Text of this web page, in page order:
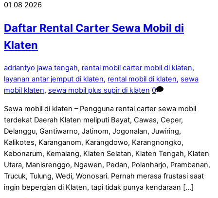
01 08 2026
Daftar Rental Carter Sewa Mobil di
Klaten
adriantyo jawa tengah, rental mobil carter mobil di klaten,
layanan antar jemput di klaten, rental mobil di klaten, sewa
mobil klaten, sewa mobil plus supir di klaten 0
Sewa mobil di klaten – Pengguna rental carter sewa mobil
terdekat Daerah Klaten meliputi Bayat, Cawas, Ceper,
Delanggu, Gantiwarno, Jatinom, Jogonalan, Juwiring,
Kalikotes, Karanganom, Karangdowo, Karangnongko,
Kebonarum, Kemalang, Klaten Selatan, Klaten Tengah, Klaten
Utara, Manisrenggo, Ngawen, Pedan, Polanharjo, Prambanan,
Trucuk, Tulung, Wedi, Wonosari. Pernah merasa frustasi saat
ingin bepergian di Klaten, tapi tidak punya kendaraan […]